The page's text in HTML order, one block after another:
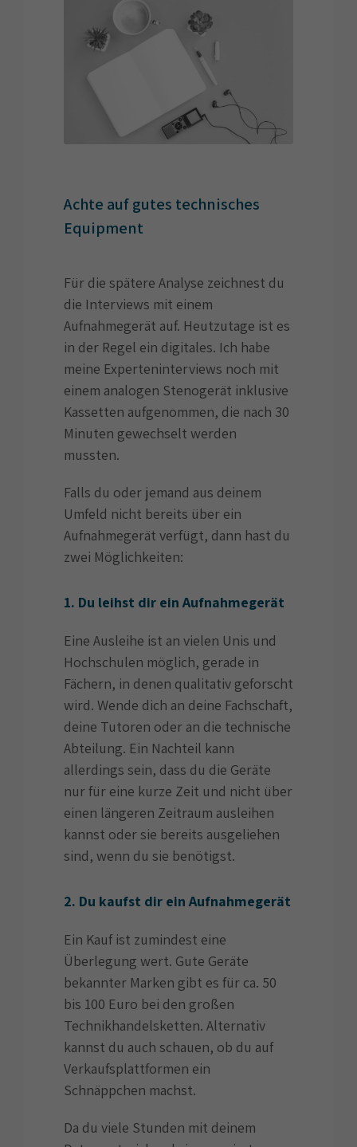
Achte auf gutes technisches
Equipment
Für die spätere Analyse zeichnest du
die Interviews mit einem
Aufnahmegerät auf. Heutzutage ist es
in der Regel ein digitales. Ich habe
meine Experteninterviews noch mit
einem analogen Stenogerät inklusive
Kassetten aufgenommen, die nach 30
Minuten gewechselt werden
mussten.
Falls du oder jemand aus deinem
Umfeld nicht bereits über ein
Aufnahmegerät verfügt, dann hast du
zwei Möglichkeiten:
1. Du leihst dir ein Aufnahmegerät
Eine Ausleihe ist an vielen Unis und
Hochschulen möglich, gerade in
Fächern, in denen qualitativ geforscht
wird. Wende dich an deine Fachschaft,
deine Tutoren oder an die technische
Abteilung. Ein Nachteil kann
allerdings sein, dass du die Geräte
nur für eine kurze Zeit und nicht über
einen längeren Zeitraum ausleihen
kannst oder sie bereits ausgeliehen
sind, wenn du sie benötigst.
2. Du kaufst dir ein Aufnahmegerät
Ein Kauf ist zumindest eine
Überlegung wert. Gute Geräte
bekannter Marken gibt es für ca. 50
bis 100 Euro bei den großen
Technikhandelsketten. Alternativ
kannst du auch schauen, ob du auf
Verkaufsplattformen ein
Schnäppchen machst.
Da du viele Stunden mit deinem